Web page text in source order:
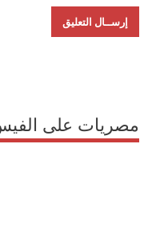
مصريات على